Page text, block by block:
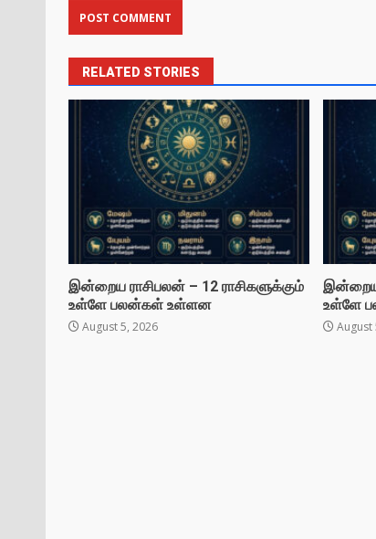
RELATED STORIES
இன்றைய ராசிபலன் – 12 ராசிகளுக்கும்
உள்ளே பலன்கள் உள்ளன
August 5, 2026
இன்றைய
உள்ளே
August